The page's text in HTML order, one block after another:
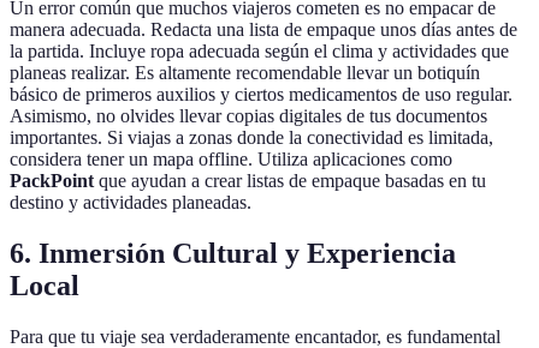
Un error común que muchos viajeros cometen es no empacar de
manera adecuada. Redacta una lista de empaque unos días antes de
la partida. Incluye ropa adecuada según el clima y actividades que
planeas realizar. Es altamente recomendable llevar un botiquín
básico de primeros auxilios y ciertos medicamentos de uso regular.
Asimismo, no olvides llevar copias digitales de tus documentos
importantes. Si viajas a zonas donde la conectividad es limitada,
considera tener un mapa offline. Utiliza aplicaciones como
PackPointque ayudan a crear listas de empaque basadas en tu
destino y actividades planeadas.
6. Inmersión Cultural y Experiencia
Local
Para que tu viaje sea verdaderamente encantador, es fundamental